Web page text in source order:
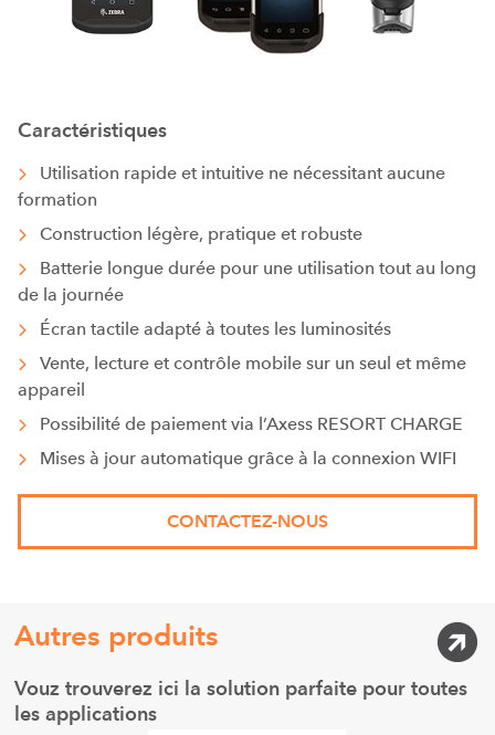
Caractéristiques
Utilisation rapide et intuitive ne nécessitant aucune
formation
Construction légère, pratique et robuste
Batterie longue durée pour une utilisation tout au long
de la journée
Écran tactile adapté à toutes les luminosités
Vente, lecture et contrôle mobile sur un seul et même
appareil
Possibilité de paiement via l’Axess RESORT CHARGE
Mises à jour automatique grâce à la connexion WIFI
CONTACTEZ-NOUS
Autres produits
Vouz trouverez ici la solution parfaite pour toutes
les applications